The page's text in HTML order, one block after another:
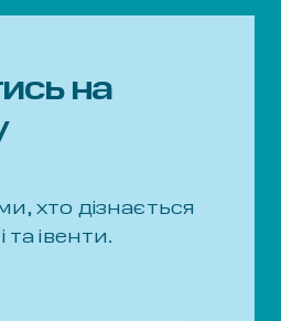
на
хто дізнається
та івенти.